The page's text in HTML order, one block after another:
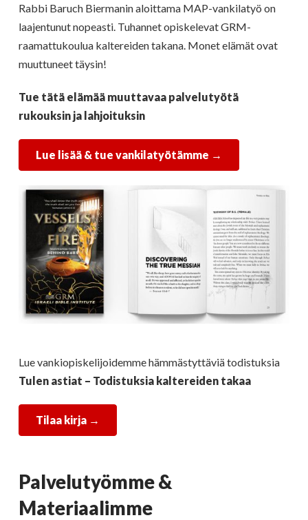
Rabbi Baruch Biermanin aloittama MAP-vankilatyö on
laajentunut nopeasti. Tuhannet opiskelevat GRM-
raamattukoulua kaltereiden takana. Monet elämät ovat
muuttuneet täysin!
Tue tätä elämää muuttavaa palvelutyötä
rukouksin ja lahjoituksin
Lue lisää & tue vankilatyötämme →
Lue vankiopiskelijoidemme hämmästyttäviä todistuksia
Tulen astiat – Todistuksia kaltereiden takaa
Tilaa kirja →
Palvelutyömme &
Materiaalimme